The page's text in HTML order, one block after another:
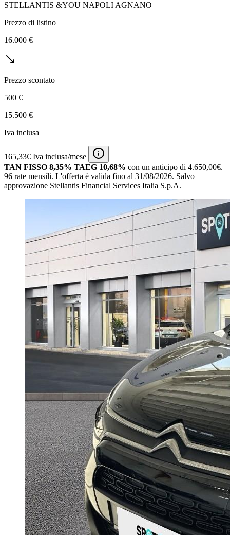
STELLANTIS &YOU NAPOLI AGNANO
Prezzo di listino
16.000 €
Prezzo scontato
500 €
15.500 €
Iva inclusa
165,33€ Iva inclusa/mese
TAN FISSO 8,35% TAEG 10,68% con un anticipo di 4.650,00€.
96 rate mensili. L'offerta è valida fino al 31/08/2026. Salvo
approvazione Stellantis Financial Services Italia S.p.A.